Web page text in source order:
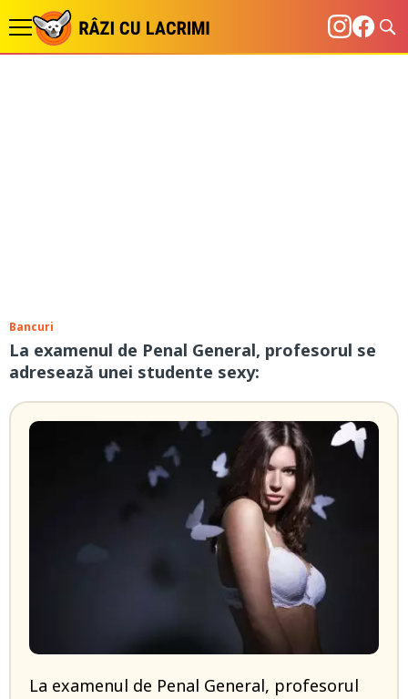
Bancuri
La examenul de Penal General, profesorul se
adresează unei studente sexy:
La examenul de Penal General, profesorul